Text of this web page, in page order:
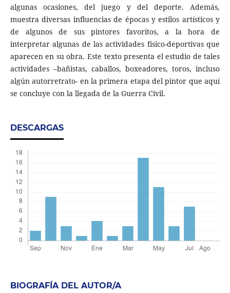
algunas ocasiones, del juego y del deporte. Además,
muestra diversas influencias de épocas y estilos artísticos y
de algunos de sus pintores favoritos, a la hora de
interpretar algunas de las actividades físico-deportivas que
aparecen en su obra. Este texto presenta el estudio de tales
actividades –bañistas, caballos, boxeadores, toros, incluso
algún autorretrato- en la primera etapa del pintor que aquí
se concluye con la llegada de la Guerra Civil.
DESCARGAS
BIOGRAFÍA DEL AUTOR/A